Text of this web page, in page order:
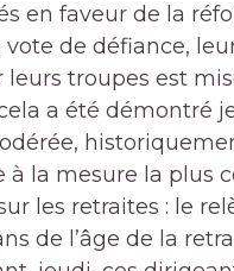
en faveur de la
de défiance,
leurs troupes est
a été démontré
à la mesure la plus
les retraites : le
de l’âge de la